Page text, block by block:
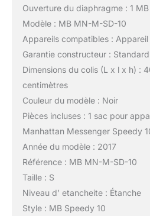
Ouverture du diaphragme : 1 MB
Modèle : MB MN-M-SD-10
Appareils compatibles :
Garantie constructeur : Standard
Dimensions du colis (L x l x h) :
centimètres
Couleur du modèle : Noir
Pièces incluses : 1 sac pour
Manhattan Messenger Speedy
Année du modèle : 2017
Référence : MB MN-M-SD-10
Taille : S
Niveau d’ etancheite : Étanche
Style : MB Speedy 10